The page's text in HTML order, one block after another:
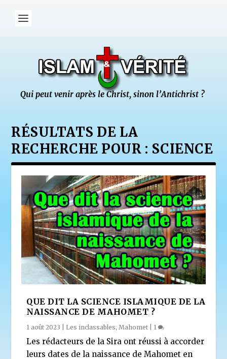
RÉSULTATS DE LA
RECHERCHE POUR : SCIENCE
QUE DIT LA SCIENCE ISLAMIQUE DE LA
NAISSANCE DE MAHOMET ?
1 août 2023 Les inclassables,Mahomet 1
Les rédacteurs de la Sira ont réussi à accorder
leurs dates de la naissance de Mahomet en